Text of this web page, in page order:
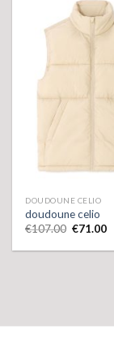
DOUDOUNE CELIO
doudoune celio
€107.00 €71.00